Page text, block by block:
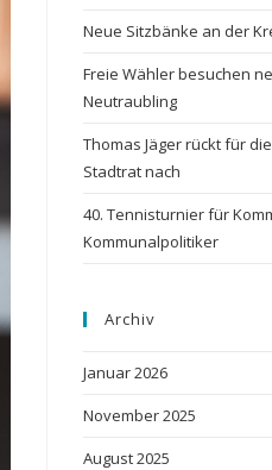
Neue Sitzbänke an der
Freie Wähler besuchen
Neutraubling
Thomas Jäger rückt für
Stadtrat nach
40. Tennisturnier für
Kommunalpolitiker
Archiv
Januar 2026
November 2025
August 2025